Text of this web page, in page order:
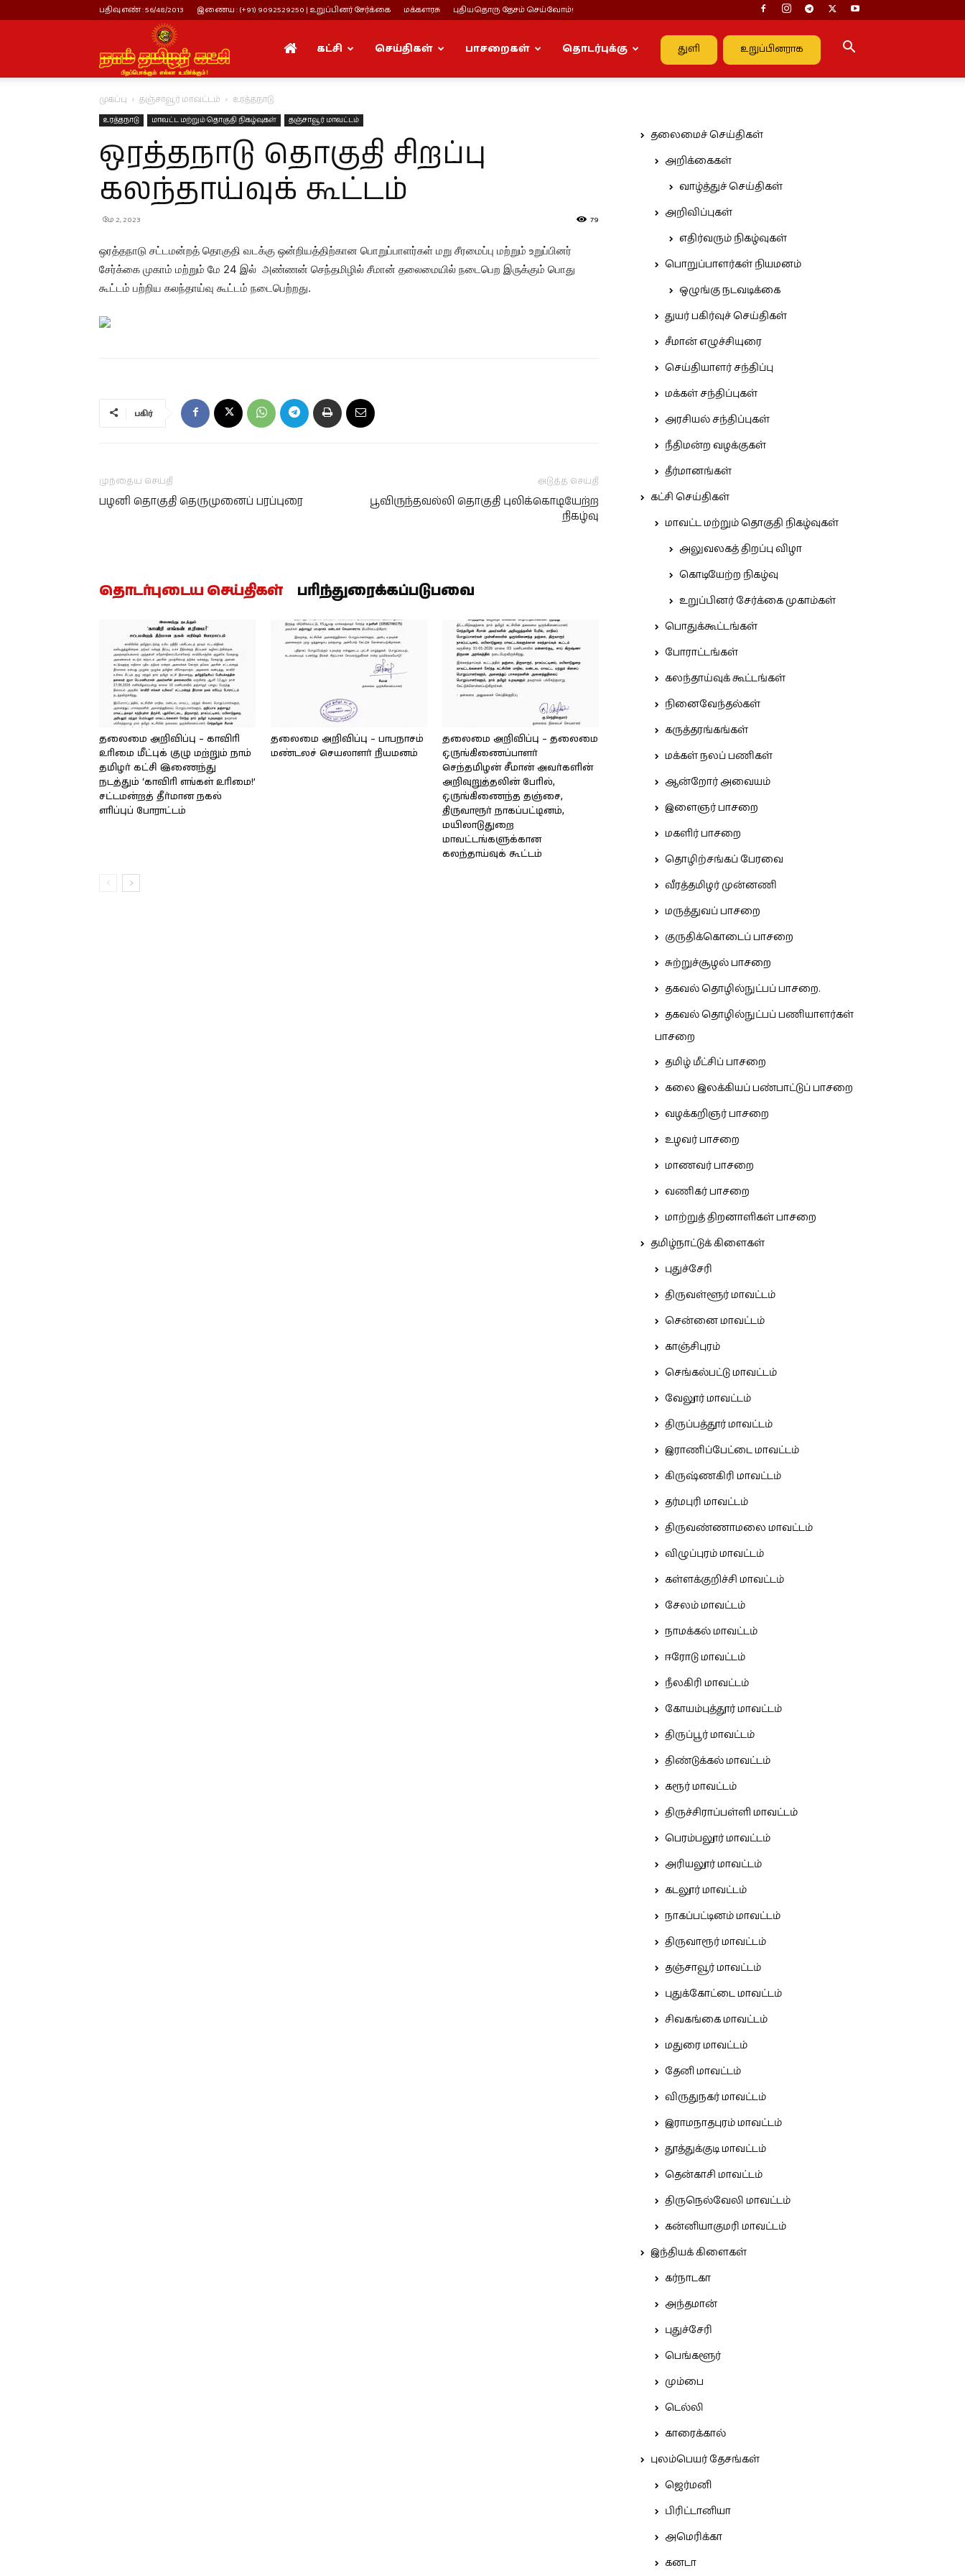
பதிவு எண் : 56/48/2013 இணைய : (+91) 9092529250 | உறுப்பினர் சேர்க்கை மக்களரசு புதியதொரு தேசம் செய்வோம்!
துளி உறுப்பினராக
நாம்
தமிழர்
கட்சி
கட்சி செய்திகள் பாசறைகள் தொடர்புக்கு
முகப்பு தஞ்சாவூர் மாவட்டம் உரத்தநாடு
உரத்தநாடு மாவட்ட மற்றும் தொகுதி நிகழ்வுகள் தஞ்சாவூர் மாவட்டம்
ஒரத்தநாடு தொகுதி சிறப்பு
கலந்தாய்வுக் கூட்டம்
மே 2, 2023 79
ஒரத்தநாடு சட்டமன்றத் தொகுதி வடக்கு ஒன்றியத்திற்கான பொறுப்பாளர்கள் மறு சீரமைப்பு மற்றும் உறுப்பினர்
சேர்க்கை முகாம் மற்றும் மே 24 இல் அண்ணன் செந்தமிழில் சீமான் தலைமையில் நடைபெற இருக்கும் பொது
கூட்டம் பற்றிய கலந்தாய்வு கூட்டம் நடைபெற்றது.
பகிர்
முந்தைய செய்தி
பழனி தொகுதி தெருமுனைப் பரப்புரை
அடுத்த செய்தி
பூவிருந்தவல்லி தொகுதி புலிக்கொடியேற்ற
நிகழ்வு
தொடர்புடைய செய்திகள் பரிந்துரைக்கப்படுபவை
தலைமை அறிவிப்பு – காவிரி
உரிமை மீட்புக் குழு மற்றும் நாம்
தமிழர் கட்சி இணைந்து
நடத்தும் ‘காவிரி எங்கள் உரிமை!’
சட்டமன்றத் தீர்மான நகல்
எரிப்புப் போராட்டம்
தலைமை அறிவிப்பு – பாபநாசம்
மண்டலச் செயலாளர் நியமனம்
தலைமை அறிவிப்பு – தலைமை
ஒருங்கிணைப்பாளர்
செந்தமிழன் சீமான் அவர்களின்
அறிவுறுத்தலின் பேரில்,
ஒருங்கிணைந்த தஞ்சை,
திருவாரூர் நாகப்பட்டினம்,
மயிலாடுதுறை
மாவட்டங்களுக்கான
கலந்தாய்வுக் கூட்டம்
தலைமைச் செய்திகள்
அறிக்கைகள்
வாழ்த்துச் செய்திகள்
அறிவிப்புகள்
எதிர்வரும் நிகழ்வுகள்
பொறுப்பாளர்கள் நியமனம்
ஒழுங்கு நடவடிக்கை
துயர் பகிர்வுச் செய்திகள்
சீமான் எழுச்சியுரை
செய்தியாளர் சந்திப்பு
மக்கள் சந்திப்புகள்
அரசியல் சந்திப்புகள்
நீதிமன்ற வழக்குகள்
தீர்மானங்கள்
கட்சி செய்திகள்
மாவட்ட மற்றும் தொகுதி நிகழ்வுகள்
அலுவலகத் திறப்பு விழா
கொடியேற்ற நிகழ்வு
உறுப்பினர் சேர்க்கை முகாம்கள்
பொதுக்கூட்டங்கள்
போராட்டங்கள்
கலந்தாய்வுக் கூட்டங்கள்
நினைவேந்தல்கள்
கருத்தரங்கங்கள்
மக்கள் நலப் பணிகள்
ஆன்றோர் அவையம்
இளைஞர் பாசறை
மகளிர் பாசறை
தொழிற்சங்கப் பேரவை
வீரத்தமிழர் முன்னணி
மருத்துவப் பாசறை
குருதிக்கொடைப் பாசறை
சுற்றுச்சூழல் பாசறை
தகவல் தொழில்நுட்பப் பாசறை.
தகவல் தொழில்நுட்பப் பணியாளர்கள்
பாசறை
தமிழ் மீட்சிப் பாசறை
கலை இலக்கியப் பண்பாட்டுப் பாசறை
வழக்கறிஞர் பாசறை
உழவர் பாசறை
மாணவர் பாசறை
வணிகர் பாசறை
மாற்றுத் திறனாளிகள் பாசறை
தமிழ்நாட்டுக் கிளைகள்
புதுச்சேரி
திருவள்ளூர் மாவட்டம்
சென்னை மாவட்டம்
காஞ்சிபுரம்
செங்கல்பட்டு மாவட்டம்
வேலூர் மாவட்டம்
திருப்பத்தூர் மாவட்டம்
இராணிப்பேட்டை மாவட்டம்
கிருஷ்ணகிரி மாவட்டம்
தர்மபுரி மாவட்டம்
திருவண்ணாமலை மாவட்டம்
விழுப்புரம் மாவட்டம்
கள்ளக்குறிச்சி மாவட்டம்
சேலம் மாவட்டம்
நாமக்கல் மாவட்டம்
ஈரோடு மாவட்டம்
நீலகிரி மாவட்டம்
கோயம்புத்தூர் மாவட்டம்
திருப்பூர் மாவட்டம்
திண்டுக்கல் மாவட்டம்
கரூர் மாவட்டம்
திருச்சிராப்பள்ளி மாவட்டம்
பெரம்பலூர் மாவட்டம்
அரியலூர் மாவட்டம்
கடலூர் மாவட்டம்
நாகப்பட்டினம் மாவட்டம்
திருவாரூர் மாவட்டம்
தஞ்சாவூர் மாவட்டம்
புதுக்கோட்டை மாவட்டம்
சிவகங்கை மாவட்டம்
மதுரை மாவட்டம்
தேனி மாவட்டம்
விருதுநகர் மாவட்டம்
இராமநாதபுரம் மாவட்டம்
தூத்துக்குடி மாவட்டம்
தென்காசி மாவட்டம்
திருநெல்வேலி மாவட்டம்
கன்னியாகுமரி மாவட்டம்
இந்தியக் கிளைகள்
கர்நாடகா
அந்தமான்
புதுச்சேரி
பெங்களூர்
மும்பை
டெல்லி
காரைக்கால்
புலம்பெயர் தேசங்கள்
ஜெர்மனி
பிரிட்டானியா
அமெரிக்கா
கனடா